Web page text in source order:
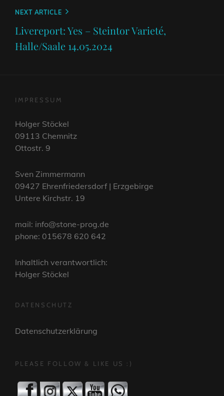
Next
Post
NEXT ARTICLE
Livereport: Yes – Steintor Varieté,
Halle/Saale 14.05.2024
IMPRESSUM
Holger Stöckel
09113 Chemnitz
Ottostr. 9
Sven Zimmermann
09427 Ehrenfriedersdorf | Erzgebirge
Untere Kirchstr. 19
mail: info@stone-prog.de
phone: 015678 620 642
Inhaltlich verantwortlich:
Holger Stöckel
DATENSCHUTZ
Datenschutzerklärung
PLEASE FOLLOW & LIKE US :)